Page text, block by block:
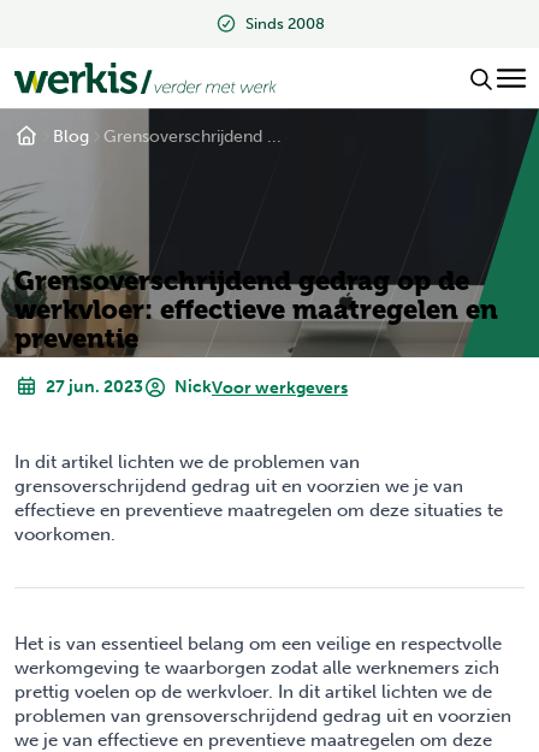
Sinds 2008
Blog Grensoverschrijdend ...
Grensoverschrijdend gedrag op de
werkvloer: effectieve maatregelen en
preventie
27 jun. 2023 NickVoor werkgevers
In dit artikel lichten we de problemen van
grensoverschrijdend gedrag uit en voorzien we je van
effectieve en preventieve maatregelen om deze situaties te
voorkomen.
Het is van essentieel belang om een veilige en respectvolle
werkomgeving te waarborgen zodat alle werknemers zich
prettig voelen op de werkvloer. In dit artikel lichten we de
problemen van grensoverschrijdend gedrag uit en voorzien
we je van effectieve en preventieve maatregelen om deze